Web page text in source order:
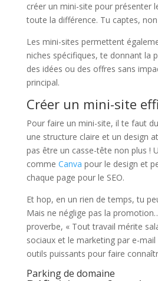
créer un mini-site pour présenter
toute la différence. Tu captes, non
Les mini-sites permettent
niches spécifiques, te donnant la
des idées ou des offres sans
principal.
Créer un mini-site
Pour faire un mini-site, il te faut
une structure claire et un design
pas être un casse-tête non plus !
comme Canva pour le design et
chaque page pour le SEO.
Et hop, en un rien de temps, tu
Mais ne néglige pas la
proverbe, « Tout travail mérite
sociaux et le marketing par e-
outils puissants pour faire
Parking de domaine